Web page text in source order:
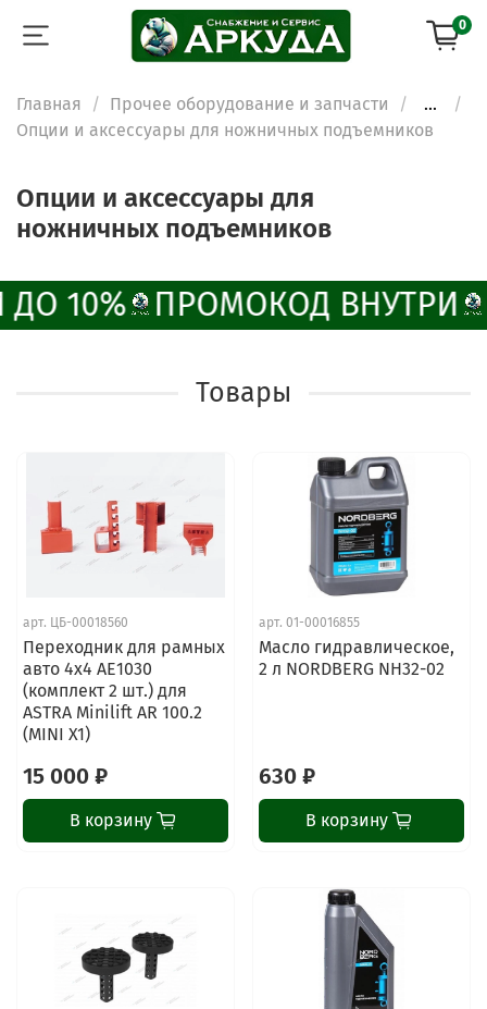
0
Главная Прочее оборудование и запчасти
...
Опции и аксессуары для ножничных подъемников
Опции и аксессуары для
ножничных подъемников
10% ПРОМОКОД ВНУТРИ
Товары
арт. ЦБ-00018560
Переходник для рамных
авто 4х4 AE1030
(комплект 2 шт.) для
ASTRA Minilift AR 100.2
(MINI X1)
15 000 ₽
В корзину
арт. 01-00016855
Масло гидравлическое,
2 л NORDBERG NH32-02
630 ₽
В корзину